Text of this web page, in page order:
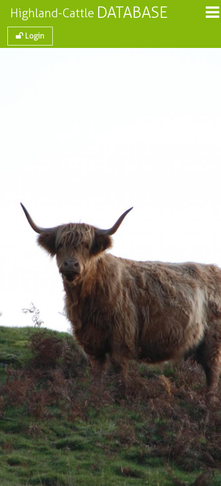
Highland-Cattle DATABASE
Login